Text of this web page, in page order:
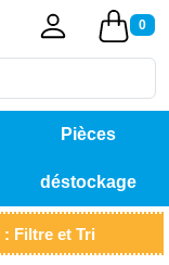
0
Pièces
détachées
déstockage
: Filtre et Tri